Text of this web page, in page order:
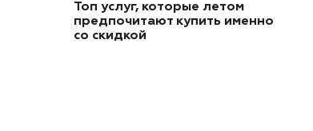
Топ услуг, которые летом
предпочитают купить именно
со скидкой